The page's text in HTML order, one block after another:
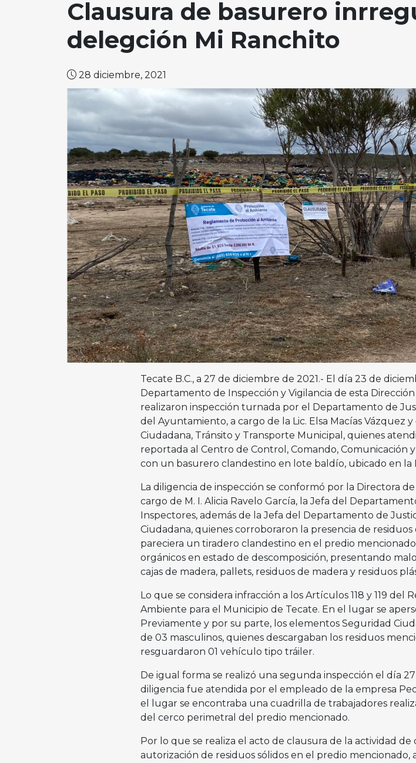
Clausura de basurero
delegción Mi Ranchito
28 diciembre, 2021
Tecate B.C., a 27 de diciembre de 2021.- El día 23 de
Departamento de Inspección y Vigilancia de esta
realizaron inspección turnada por el Departamento de
del Ayuntamiento, a cargo de la Lic. Elsa Macías Vázquez
Ciudadana, Tránsito y Transporte Municipal, quienes
reportada al Centro de Control, Comando, Comunicación
con un basurero clandestino en lote baldío, ubicado en la
La diligencia de inspección se conformó por la Directora
cargo de M. I. Alicia Ravelo García, la Jefa del
Inspectores, además de la Jefa del Departamento de
Ciudadana, quienes corroboraron la presencia de
pareciera un tiradero clandestino en el predio
orgánicos en estado de descomposición, presentando
cajas de madera, pallets, residuos de madera y residuos
Lo que se considera infracción a los Artículos 118 y 119 del
Ambiente para el Municipio de Tecate. En el lugar se
Previamente y por su parte, los elementos Seguridad
de 03 masculinos, quienes descargaban los residuos
resguardaron 01 vehículo tipo tráiler.
De igual forma se realizó una segunda inspección el día
diligencia fue atendida por el empleado de la empresa
el lugar se encontraba una cuadrilla de trabajadores
del cerco perimetral del predio mencionado.
Por lo que se realiza el acto de clausura de la actividad de
autorización de residuos sólidos en el predio mencionado,